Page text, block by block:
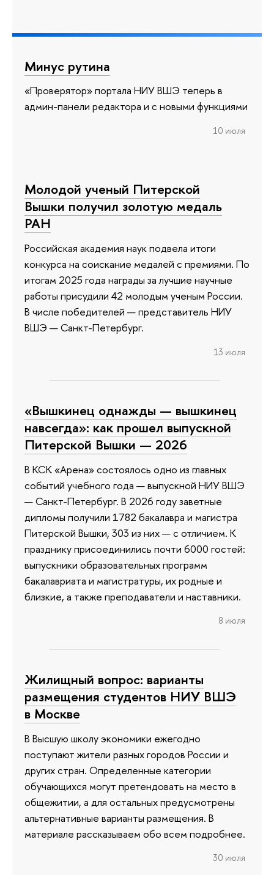
Минус рутина
«Проверятор» портала НИУ ВШЭ теперь в
админ-панели редактора и с новыми функциями
10 июля
Молодой ученый Питерской
Вышки получил золотую медаль
РАН
Российская академия наук подвела итоги
конкурса на соискание медалей с премиями. По
итогам 2025 года награды за лучшие научные
работы присудили 42 молодым ученым России.
В числе победителей — представитель НИУ
ВШЭ — Санкт-Петербург.
13 июля
«Вышкинец однажды — вышкинец
навсегда»: как прошел выпускной
Питерской Вышки — 2026
В КСК «Арена» состоялось одно из главных
событий учебного года — выпускной НИУ ВШЭ
— Санкт-Петербург. В 2026 году заветные
дипломы получили 1782 бакалавра и магистра
Питерской Вышки, 303 из них — с отличием. К
празднику присоединились почти 6000 гостей:
выпускники образовательных программ
бакалавриата и магистратуры, их родные и
близкие, а также преподаватели и наставники.
8 июля
Жилищный вопрос: варианты
размещения студентов НИУ ВШЭ
в Москве
В Высшую школу экономики ежегодно
поступают жители разных городов России и
других стран. Определенные категории
обучающихся могут претендовать на место в
общежитии, а для остальных предусмотрены
альтернативные варианты размещения. В
материале рассказываем обо всем подробнее.
30 июля